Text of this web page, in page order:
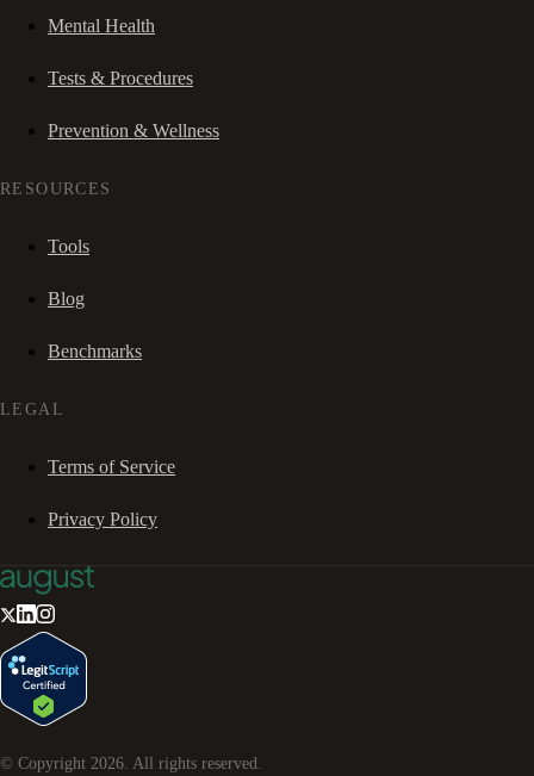
Mental Health
Tests & Procedures
Prevention & Wellness
RESOURCES
Tools
Blog
Benchmarks
LEGAL
Terms of Service
Privacy Policy
© Copyright 2026. All rights reserved.